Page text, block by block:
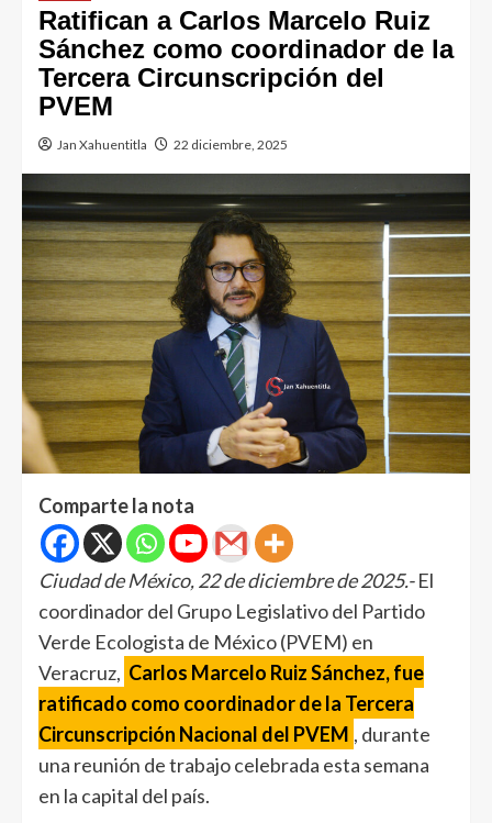
Ratifican a Carlos Marcelo Ruiz
Sánchez como coordinador de la
Tercera Circunscripción del
PVEM
Jan Xahuentitla 22 diciembre, 2025
Comparte la nota
Ciudad de México, 22 de diciembre de 2025.-El
coordinador del Grupo Legislativo del Partido
Verde Ecologista de México (PVEM) en
Veracruz, Carlos Marcelo Ruiz Sánchez, fue
ratificado como coordinador de la Tercera
Circunscripción Nacional del PVEM , durante
una reunión de trabajo celebrada esta semana
en la capital del país.